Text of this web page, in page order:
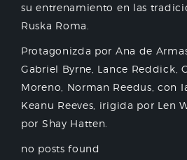
su entrenamiento en las
Ruska Roma.
Protagonizda por Ana de
Gabriel Byrne, Lance Reddick,
Moreno, Norman Reedus, con
Keanu Reeves, irigida por Len
por Shay Hatten.
no posts found